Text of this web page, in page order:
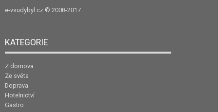
e-vsudybyl.cz © 2008-2017
KATEGORIE
Z domova
Ze světa
Doprava
Hotelnictví
Gastro